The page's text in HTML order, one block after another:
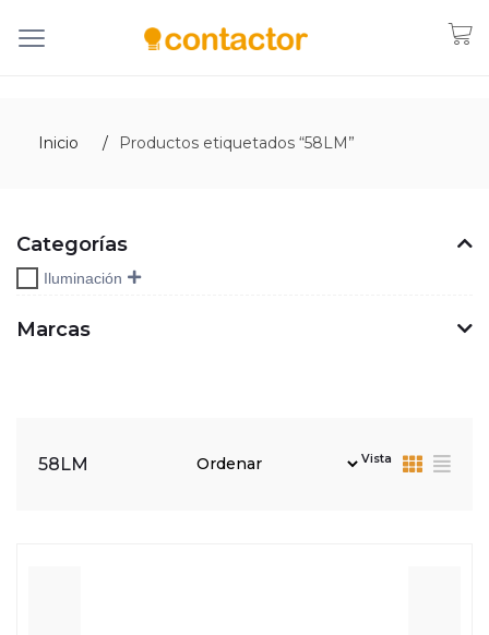
Inicio Productos etiquetados “58LM”
Categorías
Iluminación
Marcas
58LM Vista